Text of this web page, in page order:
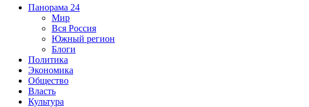
Панорама 24
Мир
Вся Россия
Южный регион
Блоги
Политика
Экономика
Общество
Власть
Культура